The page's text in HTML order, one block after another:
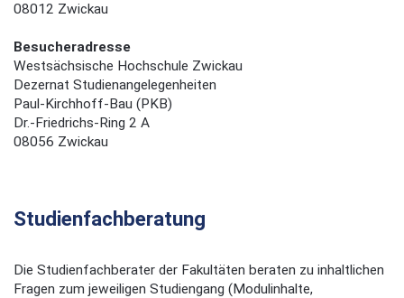
08012 Zwickau
Besucheradresse
Westsächsische Hochschule Zwickau
Dezernat Studienangelegenheiten
Paul-Kirchhoff-Bau (PKB)
Dr.-Friedrichs-Ring 2 A
08056 Zwickau
Studienfachberatung
Die Studienfachberater der Fakultäten beraten zu inhaltlichen
Fragen zum jeweiligen Studiengang (Modulinhalte,